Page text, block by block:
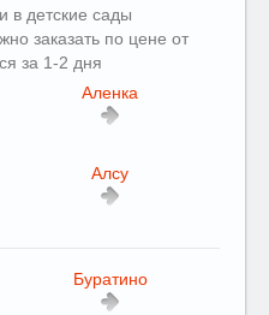
в детские сады
заказать по цене от
за 1-2 дня
Аленка
Алсу
Буратино